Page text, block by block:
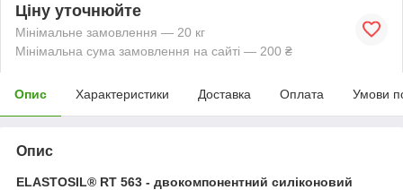
Ціну уточнюйте
Мінімальне замовлення — 20 кг
Мінімальна сума замовлення на сайті — 200 ₴
Опис Характеристики Доставка Оплата Умови
Опис
ELASTOSIL® RT 563 - двокомпонентний силіконовий